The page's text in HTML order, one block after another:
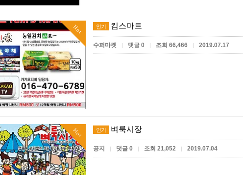
Hot 인기 킴스마트
수퍼마켓 | 댓글 0 | 조회 66,466 | 2019.07.17
Hot 인기 벼룩시장
공지 | 댓글 0 | 조회 21,052 | 2019.07.04